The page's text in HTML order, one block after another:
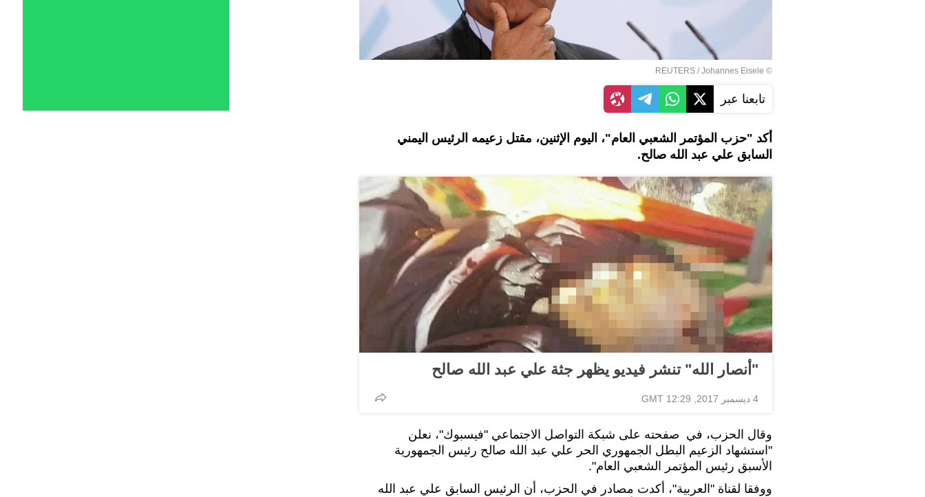
©
REUTERS / Johannes Eisele
تابعنا عبر
أكد "حزب المؤتمر الشعبي العام"، اليوم الإثنين، مقتل زعيمه الرئيس اليمني
السابق علي عبد الله صالح.
"أنصار الله" تنشر فيديو يظهر جثة علي عبد الله صالح
4 ديسمبر 2017, 12:29 GMT
وقال الحزب، في صفحته على شبكة التواصل الاجتماعي "فيسبوك"، نعلن
"استشهاد الزعيم البطل الجمهوري الحر علي عبد الله صالح رئيس الجمهورية
الأسبق رئيس المؤتمر الشعبي العام".
ووفقا لقناة "العربية"، أكدت مصادر في الحزب، أن الرئيس السابق علي عبد الله